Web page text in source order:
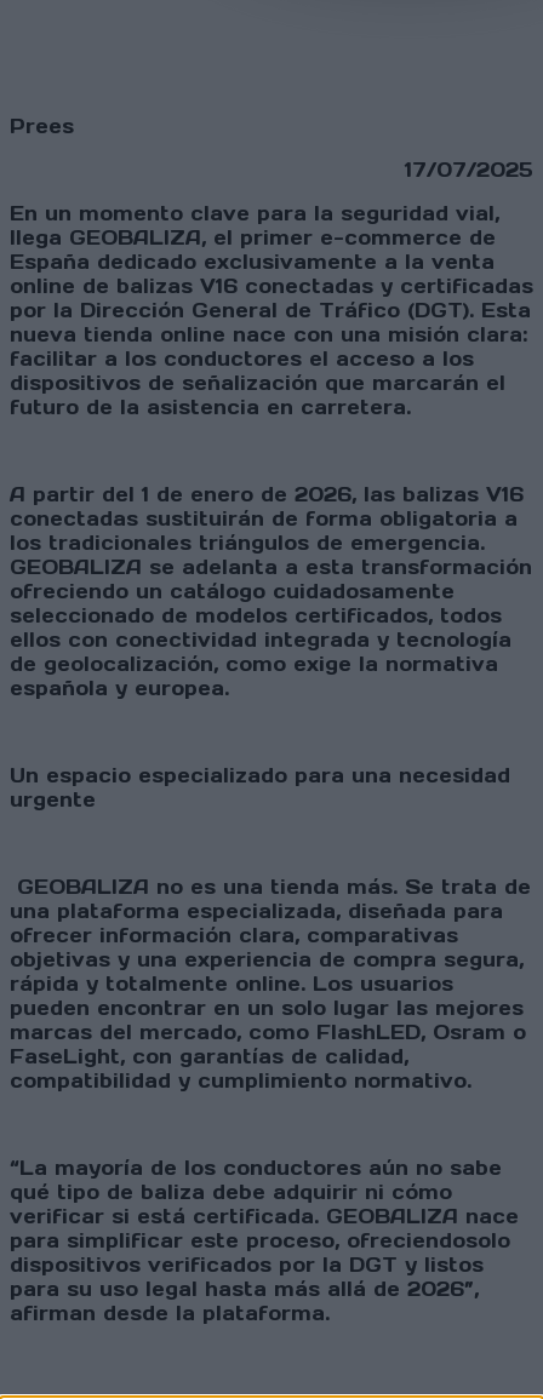
Prees
17/07/2025
En un momento clave para la seguridad vial,
llega GEOBALIZA, el primer e-commerce de
España dedicado exclusivamente a la venta
online de balizas V16 conectadas y certificadas
por la Dirección General de Tráfico (DGT). Esta
nueva tienda online nace con una misión clara:
facilitar a los conductores el acceso a los
dispositivos de señalización que marcarán el
futuro de la asistencia en carretera.
A partir del 1 de enero de 2026, las balizas V16
conectadas sustituirán de forma obligatoria a
los tradicionales triángulos de emergencia.
GEOBALIZA se adelanta a esta transformación
ofreciendo un catálogo cuidadosamente
seleccionado de modelos certificados, todos
ellos con conectividad integrada y tecnología
de geolocalización, como exige la normativa
española y europea.
Un espacio especializado para una necesidad
urgente
GEOBALIZA no es una tienda más. Se trata de
una plataforma especializada, diseñada para
ofrecer información clara, comparativas
objetivas y una experiencia de compra segura,
rápida y totalmente online. Los usuarios
pueden encontrar en un solo lugar las mejores
marcas del mercado, como FlashLED, Osram o
FaseLight, con garantías de calidad,
compatibilidad y cumplimiento normativo.
“La mayoría de los conductores aún no sabe
qué tipo de baliza debe adquirir ni cómo
verificar si está certificada. GEOBALIZA nace
para simplificar este proceso, ofreciendosolo
dispositivos verificados por la DGT y listos
para su uso legal hasta más allá de 2026”,
afirman desde la plataforma.